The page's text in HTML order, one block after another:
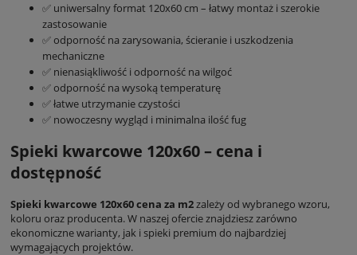
✅ uniwersalny format 120x60 cm – łatwy montaż i szerokie
zastosowanie
✅ odporność na zarysowania, ścieranie i uszkodzenia
mechaniczne
✅ nienasiąkliwość i odporność na wilgoć
✅ odporność na wysoką temperaturę
✅ łatwe utrzymanie czystości
✅ nowoczesny wygląd i minimalna ilość fug
Spieki kwarcowe 120x60 – cena i
dostępność
Spieki kwarcowe 120x60 cena za m2 zależy od wybranego wzoru,
koloru oraz producenta. W naszej ofercie znajdziesz zarówno
ekonomiczne warianty, jak i spieki premium do najbardziej
wymagających projektów.